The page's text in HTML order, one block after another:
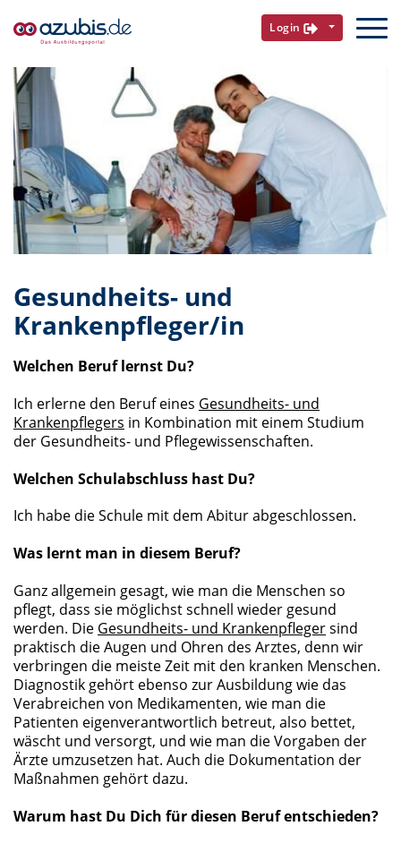
Login
Gesundheits- und
Krankenpfleger/in
Welchen Beruf lernst Du?
Ich erlerne den Beruf eines Gesundheits- und
Krankenpflegers in Kombination mit einem Studium
der Gesundheits- und Pflegewissenschaften.
Welchen Schulabschluss hast Du?
Ich habe die Schule mit dem Abitur abgeschlossen.
Was lernt man in diesem Beruf?
Ganz allgemein gesagt, wie man die Menschen so
pflegt, dass sie möglichst schnell wieder gesund
werden. Die Gesundheits- und Krankenpflegersind
praktisch die Augen und Ohren des Arztes, denn wir
verbringen die meiste Zeit mit den kranken Menschen.
Diagnostik gehört ebenso zur Ausbildung wie das
Verabreichen von Medikamenten, wie man die
Patienten eigenverantwortlich betreut, also bettet,
wäscht und versorgt, und wie man die Vorgaben der
Ärzte umzusetzen hat. Auch die Dokumentation der
Maßnahmen gehört dazu.
Warum hast Du Dich für diesen Beruf entschieden?